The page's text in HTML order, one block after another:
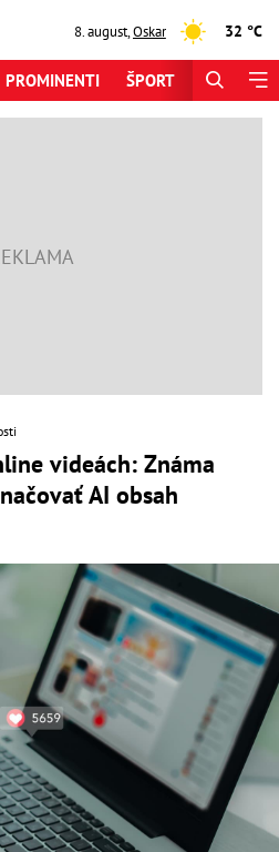
8. august,Oskar 32 °C
PROMINENTI ŠPORT
videách: Známa
AI obsah